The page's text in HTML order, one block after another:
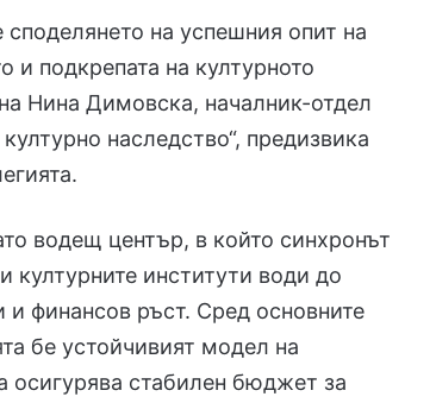
на успешния опит на
и подкрепата на културното
Нина Димовска, началник-отдел
наследство“, предизвика
водещ център, в който синхронът
културните институти води до
и финансов ръст. Сред основните
бе устойчивият модел на
осигурява стабилен бюджет за